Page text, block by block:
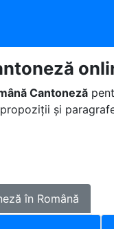
Cantoneză
și
în Română